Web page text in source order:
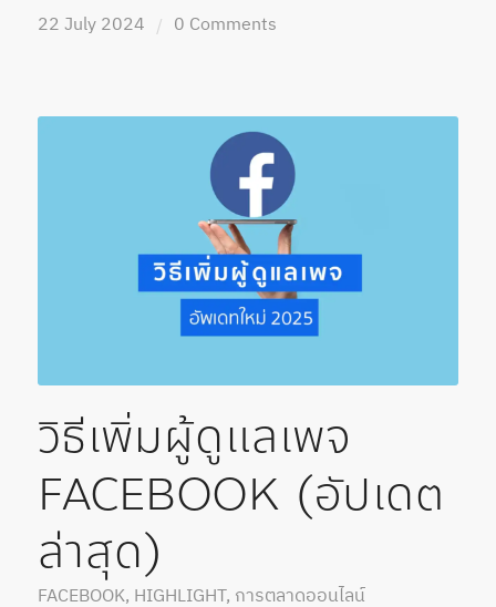
22 July 2024 / 0 Comments
วิธีเพิ่มผู้ดูแลเพจ
FACEBOOK (อัปเดต
ล่าสุด)
FACEBOOK, HIGHLIGHT, การตลาดออนไลน์